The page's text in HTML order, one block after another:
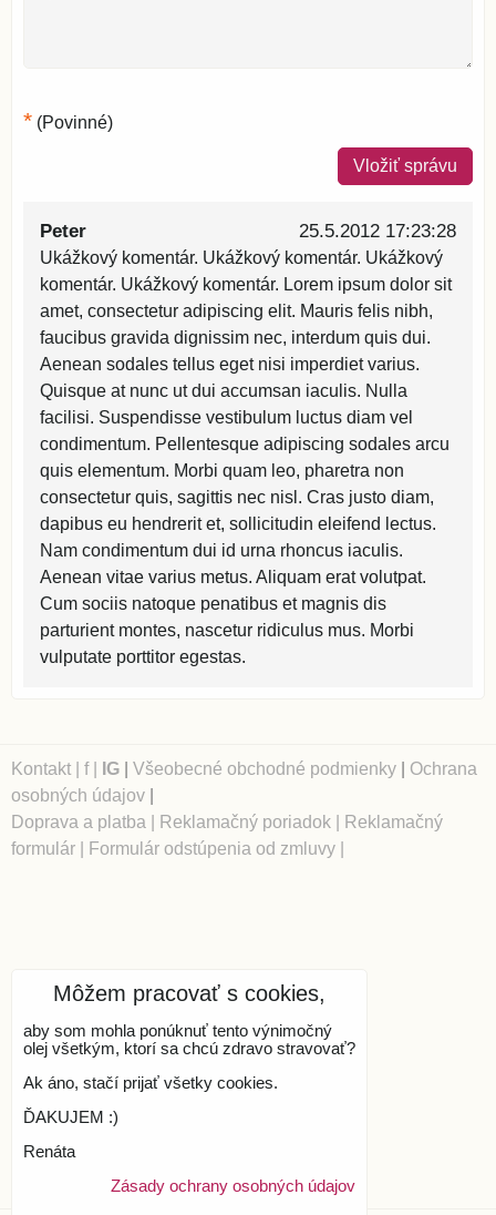
* (Povinné)
Vložiť správu
Peter 25.5.2012 17:23:28
Ukážkový komentár. Ukážkový komentár. Ukážkový
komentár. Ukážkový komentár. Lorem ipsum dolor sit
amet, consectetur adipiscing elit. Mauris felis nibh,
faucibus gravida dignissim nec, interdum quis dui.
Aenean sodales tellus eget nisi imperdiet varius.
Quisque at nunc ut dui accumsan iaculis. Nulla
facilisi. Suspendisse vestibulum luctus diam vel
condimentum. Pellentesque adipiscing sodales arcu
quis elementum. Morbi quam leo, pharetra non
consectetur quis, sagittis nec nisl. Cras justo diam,
dapibus eu hendrerit et, sollicitudin eleifend lectus.
Nam condimentum dui id urna rhoncus iaculis.
Aenean vitae varius metus. Aliquam erat volutpat.
Cum sociis natoque penatibus et magnis dis
parturient montes, nascetur ridiculus mus. Morbi
vulputate porttitor egestas.
Kontakt f| IG Všeobecné obchodné podmienky
Ochrana
osobných údajov
Doprava a platba
Reklamačný poriadok
Reklamačný
formulár
Formulár odstúpenia od zmluvy
Môžem pracovať s cookies,
aby som mohla ponúknuť tento výnimočný
olej všetkým, ktorí sa chcú zdravo stravovať?
Ak áno, stačí prijať všetky cookies.
ĎAKUJEM :)
Renáta
Zásady ochrany osobných údajov